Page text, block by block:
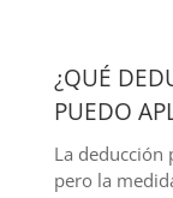
¿QUÉ
PUEDO
La
pero la